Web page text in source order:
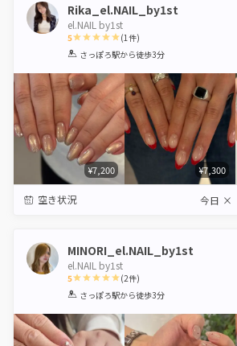
Rika_el.NAIL_by1st
el.NAIL by1st
5
1 2 3 4 5
(1件)
さっぽろ駅から徒歩3分
¥7,200 ¥7,300
空き状況 今日 ×
MINORI_el.NAIL_by1st
el.NAIL by1st
5
1 2 3 4 5
(2件)
さっぽろ駅から徒歩3分